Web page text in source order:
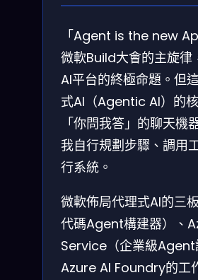
「Agent is the new
微軟Build大會的主旋律
AI平台的終極命題。但
式AI（Agentic AI）的
「你問我答」的聊天
我自行規劃步驟、調用
行系統。
微軟佈局代理式AI的
代碼Agent構建器）、
Service（企業級Agent
Azure AI Foundry的工